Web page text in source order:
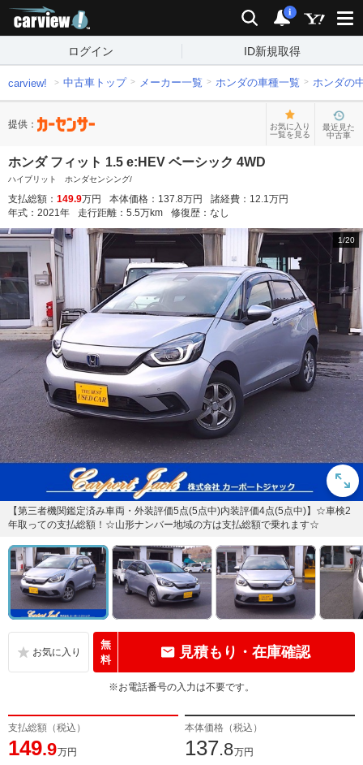
検索 通知
i
ログイン ID新規取得
carview! 中古車トップ メーカー一覧 ホンダの車種一覧 ホンダの
提供：
お気に入り
一覧を見る
最近見た
中古車
ホンダ フィット 1.5 e:HEV ベーシック 4WD
ハイブリット ホンダセンシング/
支払総額： 149.9万円 本体価格： 137.8万円 諸経費： 12.1万円
年式： 2021年 走行距離： 5.5万km 修復歴： なし
1/20
【第三者機関鑑定済み車両・外装評価5点(5点中)内装評価4点(5点中)】☆車検2
年取っての支払総額！☆山形ナンバー地域の方は支払総額で乗れます☆
無
料
見積もり・在庫確認
※お電話番号の入力は不要です。
支払総額（税込）
149.9万円
本体価格（税込）
137.8万円